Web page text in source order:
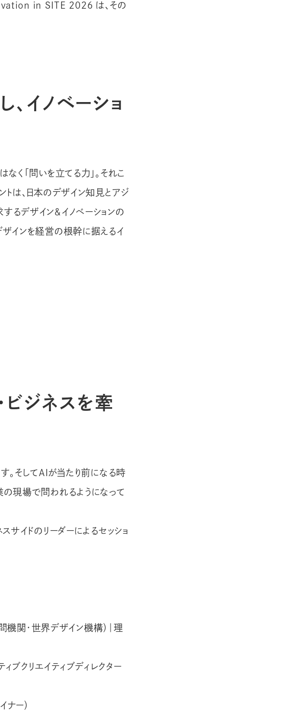
in SITE 2026 は、その
イノベーショ
く「問いを立てる力」。それこ
トは、日本のデザイン知見とアジ
デザイン＆イノベーションの
インを経営の根幹に据えるイ
ビジネスを牽
。そしてAIが当たり前になる時
の現場で問われるようになって
イドのリーダーによるセッショ
関・世界デザイン機構）｜理
クリエイティブディレクター
ナー）